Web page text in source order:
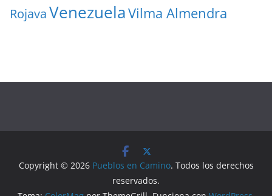
RojavaVenezuelaVilma Almendra
Copyright © 2026 Pueblos en Camino. Todos los derechos
reservados.